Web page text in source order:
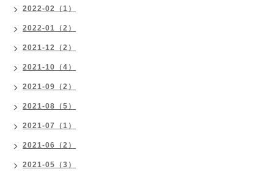
2022-02（1）
2022-01（2）
2021-12（2）
2021-10（4）
2021-09（2）
2021-08（5）
2021-07（1）
2021-06（2）
2021-05（3）